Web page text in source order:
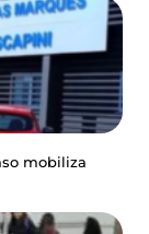
mobiliza